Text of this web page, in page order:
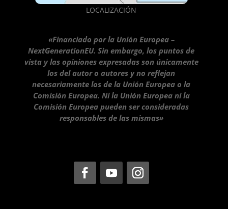
LOCALIZACIÓN
«Financiado por la Unión Europea –
NextGenerationEU. Sin embargo, los puntos de
vista y las opiniones expresadas son únicamente
los del autor o autores y no reflejan
necesariamente los de la Unión Europea o la
Comisión Europea. Ni la Unión Europea ni la
Comisión Europea pueden ser consideradas
responsables de las mismas»